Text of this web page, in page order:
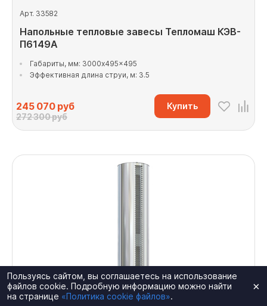
Арт. 33582
Напольные тепловые завесы Тепломаш КЭВ-
П6149А
Габариты, мм: 3000x495x495
Эффективная длина струи, м: 3.5
245 070руб
272 300 руб
Купить
×
Пользуясь сайтом, вы соглашаетесь на использование
файлов cookie. Подробную информацию можно найти
на странице «Политика cookie файлов».